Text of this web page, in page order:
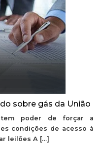
sobre gás da União
tem poder de forçar a
condições de acesso à
leilões A […]